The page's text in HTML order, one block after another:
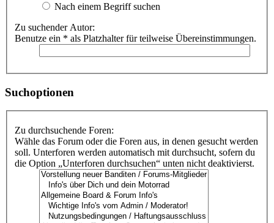
Nach einem Begriff suchen
Zu suchender Autor:
Benutze ein * als Platzhalter für teilweise Übereinstimmungen.
Suchoptionen
Zu durchsuchende Foren:
Wähle das Forum oder die Foren aus, in denen gesucht werden
soll. Unterforen werden automatisch mit durchsucht, sofern du
die Option „Unterforen durchsuchen“ unten nicht deaktivierst.